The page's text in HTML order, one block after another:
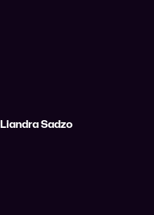
Liandra Sadzo